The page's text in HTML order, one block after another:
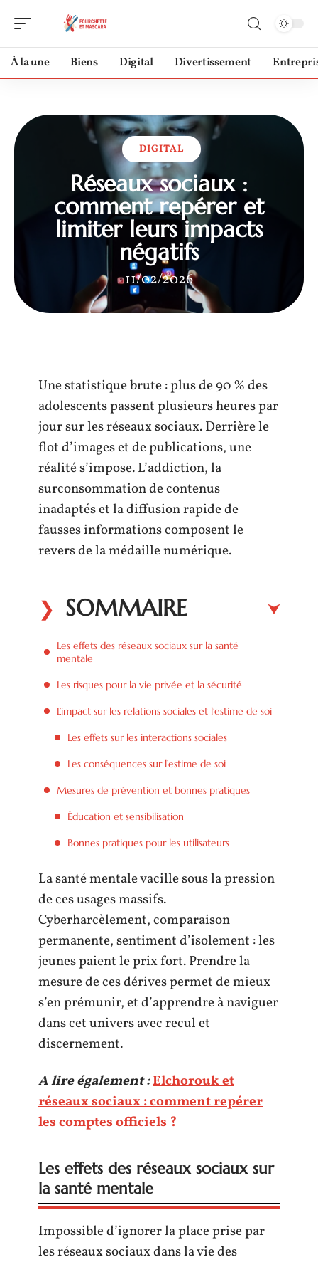
À la une Biens Digital Divertissement
DIGITAL
Réseaux sociaux :
comment repérer et
limiter leurs impacts
négatifs
11/02/2026
Une statistique brute : plus de 90 % des
adolescents passent plusieurs heures par
jour sur les réseaux sociaux. Derrière le
flot d’images et de publications, une
réalité s’impose. L’addiction, la
surconsommation de contenus
inadaptés et la diffusion rapide de
fausses informations composent le
revers de la médaille numérique.
SOMMAIRE
Les effets des réseaux sociaux sur la santé
mentale
Les risques pour la vie privée et la sécurité
L’impact sur les relations sociales et l’estime de soi
Les effets sur les interactions sociales
Les conséquences sur l’estime de soi
Mesures de prévention et bonnes pratiques
Éducation et sensibilisation
Bonnes pratiques pour les utilisateurs
La santé mentale vacille sous la pression
de ces usages massifs.
Cyberharcèlement, comparaison
permanente, sentiment d’isolement : les
jeunes paient le prix fort. Prendre la
mesure de ces dérives permet de mieux
s’en prémunir, et d’apprendre à naviguer
dans cet univers avec recul et
discernement.
A lire également :Elchorouk et
réseaux sociaux : comment repérer
les comptes officiels ?
Les effets des réseaux sociaux sur
la santé mentale
Impossible d’ignorer la place prise par
les réseaux sociaux dans la vie des